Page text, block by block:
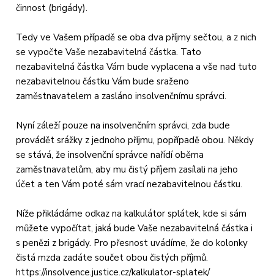
činnost (brigády).
Tedy ve Vašem případě se oba dva příjmy sečtou, a z nich
se vypočte Vaše nezabavitelná částka. Tato
nezabavitelná částka Vám bude vyplacena a vše nad tuto
nezabavitelnou částku Vám bude sraženo
zaměstnavatelem a zasláno insolvenčnímu správci.
Nyní záleží pouze na insolvenčním správci, zda bude
provádět srážky z jednoho příjmu, popřípadě obou. Někdy
se stává, že insolvenční správce nařídí oběma
zaměstnavatelům, aby mu čistý příjem zasílali na jeho
účet a ten Vám poté sám vrací nezabavitelnou částku.
Níže přikládáme odkaz na kalkulátor splátek, kde si sám
můžete vypočítat, jaká bude Vaše nezabavitelná částka i
s penězi z brigády. Pro přesnost uvádíme, že do kolonky
čistá mzda zadáte součet obou čistých příjmů.
https://insolvence.justice.cz/kalkulator-splatek/